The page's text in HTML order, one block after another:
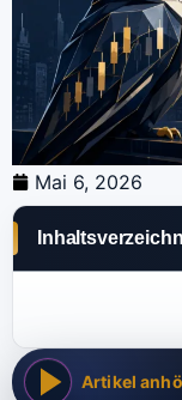
Mai 6, 2026
Artikel